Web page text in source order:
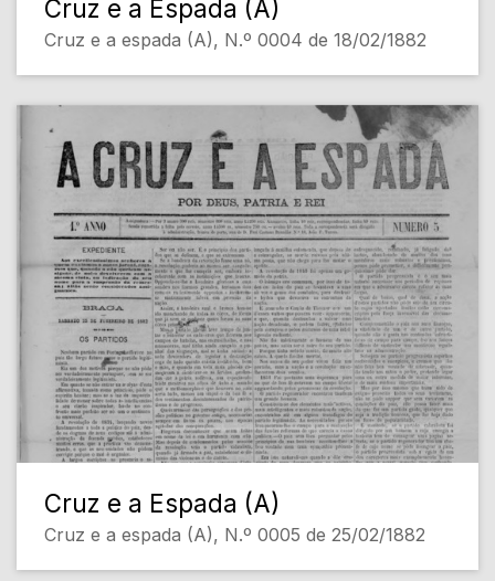
Cruz e a Espada (A)
Cruz e a espada (A), N.º 0004 de 18/02/1882
Cruz e a Espada (A)
Cruz e a espada (A), N.º 0005 de 25/02/1882